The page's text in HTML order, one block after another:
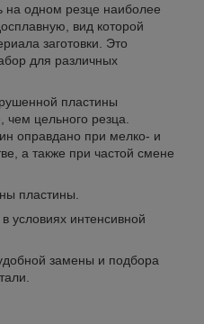
на одном резце наиболее
вид которой
заготовки. Это
для различных
пластины
цельного резца.
оправдано при мелко- и
а также при частой смене
пластины.
условиях интенсивной
замены и подбора